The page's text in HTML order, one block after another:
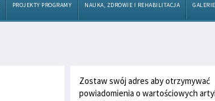
PROJEKTY PROGRAMY NAUKA, ZDROWIE I REHABILITACJA GALERIE
Zostaw swój adres aby otrzymywać
powiadomienia o wartościowych